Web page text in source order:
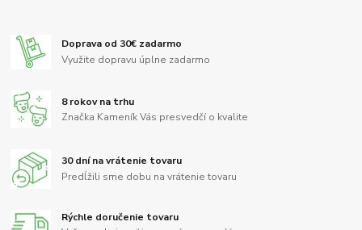
Doprava od 30€ zadarmo
Využite dopravu úplne zadarmo
8 rokov na trhu
Značka Kameník Vás presvedčí o kvalite
30 dní na vrátenie tovaru
Predĺžili sme dobu na vrátenie tovaru
Rýchle doručenie tovaru